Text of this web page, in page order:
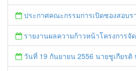
ประกาศคณะกรรมการเปิดซองสอบร
รายงานผลความก้าวหน้าโครงการจัดการแก้ไขปัญหาขยะ สัปดา
วันที่ 19 กันยายน 2556 นายชูเกียรติ บุศยรัตน์ พร้อมด้วยหัวหน้ากลุ่มทุกกลุ่มร่วมกันจัดงาน เกษียณอายุราชการ “ผ่าน